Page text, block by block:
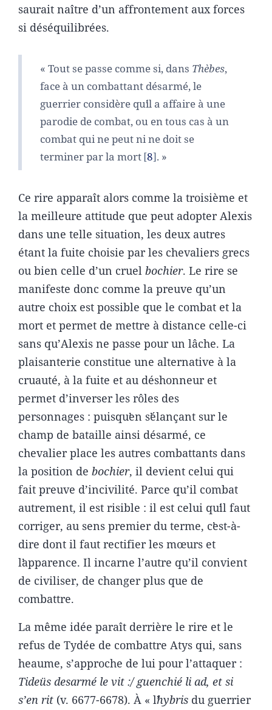
saurait naître d’un affrontement aux forces
si déséquilibrées.
« Tout se passe comme si, dans Thèbes,
face à un combattant désarmé, le
guerrier considère quʼil a affaire à une
parodie de combat, ou en tous cas à un
combat qui ne peut ni ne doit se
terminer par la mort 8 . »
Ce rire apparaît alors comme la troisième et
la meilleure attitude que peut adopter Alexis
dans une telle situation, les deux autres
étant la fuite choisie par les chevaliers grecs
ou bien celle d’un cruel bochier. Le rire se
manifeste donc comme la preuve qu’un
autre choix est possible que le combat et la
mort et permet de mettre à distance celle-ci
sans qu’Alexis ne passe pour un lâche. La
plaisanterie constitue une alternative à la
cruauté, à la fuite et au déshonneur et
permet d’inverser les rôles des
personnages : puisquʼen sʼélançant sur le
champ de bataille ainsi désarmé, ce
chevalier place les autres combattants dans
la position de bochier, il devient celui qui
fait preuve d’incivilité. Parce qu’il combat
autrement, il est risible : il est celui quʼil faut
corriger, au sens premier du terme, cʼest-à-
dire dont il faut rectifier les mœurs et
lʼapparence. Il incarne l’autre qu’il convient
de civiliser, de changer plus que de
combattre.
La même idée paraît derrière le rire et le
refus de Tydée de combattre Atys qui, sans
heaume, s’approche de lui pour l’attaquer :
Tideüs desarmé le vit :/ guenchié li ad, et si
s’en rit (v. 6677-6678). À « lʼhybris du guerrier